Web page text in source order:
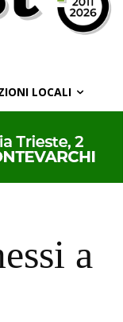
LOCALI
a